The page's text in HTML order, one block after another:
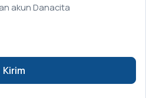
akun Danacita